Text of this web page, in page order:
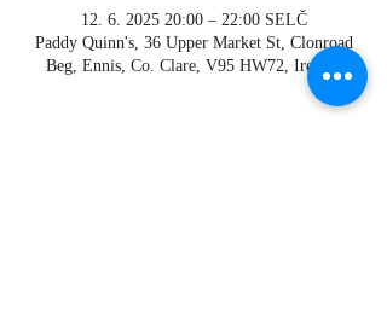
12. 6. 2025 20:00 – 22:00 SELČ
Paddy Quinn's, 36 Upper Market St, Clonroad
Beg, Ennis, Co. Clare, V95 HW72, Ireland